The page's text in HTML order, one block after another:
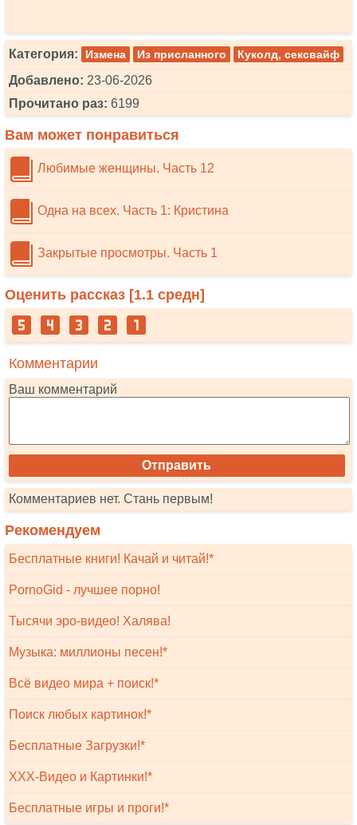
Категория: Измена Из присланного Куколд, сексвайф
Добавлено: 23-06-2026
Прочитано раз: 6199
Вам может понравиться
Любимые женщины. Часть 12
Одна на всех. Часть 1: Кристина
Закрытые просмотры. Часть 1
Оценить рассказ [1.1 средн]
Комментарии
Ваш комментарий
Комментариев нет. Стань первым!
Рекомендуем
Бесплатные книги! Качай и читай!*
PornoGid - лучшее порно!
Тысячи эро-видео! Халява!
Музыка: миллионы песен!*
Всё видео мира + поиск!*
Поиск любых картинок!*
Бесплатные Загрузки!*
XXX-Видео и Картинки!*
Бесплатные игры и проги!*